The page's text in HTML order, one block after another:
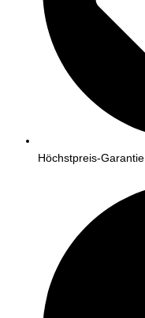
Höchstpreis-Garantie